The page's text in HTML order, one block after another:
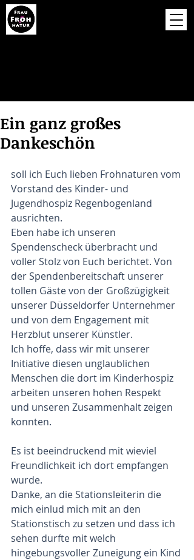
Ein ganz großes
Dankeschön
soll ich Euch lieben Frohnaturen vom
Vorstand des Kinder- und
Jugendhospiz Regenbogenland
ausrichten.
Eben habe ich unseren
Spendenscheck überbracht und
voller Stolz von Euch berichtet. Von
der Spendenbereitschaft unserer
tollen Gäste von der Großzügigkeit
unserer Düsseldorfer Unternehmer
und von dem Engagement mit
Herzblut unserer Künstler.
Ich hoffe, dass wir mit unserer
Initiative diesen unglaublichen
Menschen die dort im Kinderhospiz
arbeiten unseren hohen Respekt
und unseren Zusammenhalt zeigen
konnten.
Es ist beeindruckend mit wieviel
Freundlichkeit ich dort empfangen
wurde.
Danke, an die Stationsleiterin die
mich einlud mich mit an den
Stationstisch zu setzen und dass ich
sehen durfte mit welch
hingebungsvoller Zuneigung ein Kind